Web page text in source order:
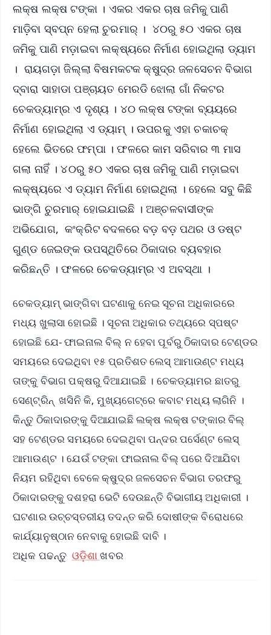
ଲକ୍ଷ ଲକ୍ଷ ଟଙ୍କା । ଏକର ଏକର ଚାଷ ଜମିକୁ ପାଣି
ମାଡ଼ିବା ସ୍ବପ୍ନ ହେଲା ଚୁରମାର୍ । ୪୦ରୁ ୫୦ ଏକର ଚାଷ
ଜମିକୁ ପାଣି ମଡ଼ାଇବା ଲକ୍ଷ୍ୟରେ ନିର୍ମାଣ ହୋଇଥିଲା ଡ୍ୟାମ
। ରାୟଗଡ଼ା ଜିଲ୍ଲା ବିଷମକଟକ କ୍ଷୁଦ୍ର ଜଳସେଚନ ବିଭାଗ
ଦ୍ବାରା ସାହାଡା ପଞ୍ଚାୟତ ମେରଡି ଝୋଲା ଗାଁ ନିକଟର
ଚେକଡ୍ୟାମ୍‌ର ଏ ଦୃଶ୍ୟ । ୪୦ ଲକ୍ଷ ଟଙ୍କା ବ୍ୟୟରେ
ନିର୍ମାଣ ହୋଇଥିଲା ଏ ଡ୍ୟାମ୍ । ଉପରକୁ ଏହା ଚକାଚକ୍
ହେଲେ ଭିତରେ ଫମ୍ପା । ଫଳରେ କାମ ସରିବାର ୩ ମାସ
ଗଲା ନାହିଁ । ୪୦ରୁ ୫୦ ଏକର ଚାଷ ଜମିକୁ ପାଣି ମଡ଼ାଇବା
ଲକ୍ଷ୍ୟରେ ଏ ଡ୍ୟାମ ନିର୍ମାଣ ହୋଇଥିଲା । ହେଲେ ସବୁ କିଛି
ଭାଙ୍ଗି ଚୁରମାର୍ ହୋଇଯାଇଛି । ଅଞ୍ଚଳବାସୀଙ୍କ
ଅଭିଯୋଗ, କଂକ୍ରିଟ ବଦଳରେ ବଡ଼ ବଡ଼ ପଥର ଓ ଡଷ୍ଟ
ଗୁଣ୍ଡ ଜେଇଙ୍କ ଉପସ୍ଥିତିରେ ଠିକାଦାର ବ୍ୟବହାର
କରିଛନ୍ତି । ଫଳରେ ଚେକଡ୍ୟାମ୍‌ର ଏ ଅବସ୍ଥା ।
ଚେକଡ୍ୟାମ୍‌ ଭାଙ୍ଗିବା ଘଟଣାକୁ ନେଇ ସୂଚନା ଅଧିକାରରେ
ମଧ୍ୟ ଖୁଲାସା ହୋଇଛି । ସୂଚନା ଅଧିକାର ତଥ୍ୟରେ ସ୍ପଷ୍ଟ
ହୋଇଛି ଯେ- ଫାଇନାଲ ବିଲ୍ ନ ହେବା ପୂର୍ବରୁ ଠିକାଦାର ଟେଣ୍ଡର
ସମୟରେ ଦେଇଥିବା ୧୫ ପ୍ରତିଶତ ଲେସ୍ ଆମାଉଣ୍ଟ ମଧ୍ୟ
ତାଙ୍କୁ ବିଭାଗ ପକ୍ଷରୁ ଦିଆଯାଇଛି । ଚେକଡ୍ୟାମର ଛାତରୁ
ସେଣ୍ଟ୍ରିନ୍ ଖସିନି କି, ମୁଖ୍ୟଗେଟ୍‌ରେ କବାଟ ମଧ୍ୟ ଲାଗିନି ।
କିନ୍ତୁ ଠିକାଦାରଙ୍କୁ ଦିଆଯାଇଛି ଲକ୍ଷ ଲକ୍ଷ ଟଙ୍କାର ବିଲ୍
ସହ ଟେଣ୍ଡର ସମୟରେ ଦେଇଥିବା ପନ୍ଦର ପର୍ସେଣ୍ଟ ଲେସ୍‌
ଆମାଉଣ୍ଟ । ଯେଉଁ ଟଙ୍କା ଫାଇନାଲ ବିଲ୍ ପରେ ଦିଆଯିବା
ନିୟମ ରହିଥିବା ବେଳେ କ୍ଷୁଦ୍ର ଜଳସେଚନ ବିଭାଗ ତରଫରୁ
ଠିକାଦାରଙ୍କୁ ଦଶହରା ଭେଟି ଦେଉଛନ୍ତି ବିଭାଗୀୟ ଅଧିକାରୀ ।
ଘଟଣାର ଉଚ୍ଚସ୍ତରୀୟ ତଦନ୍ତ କରି ଦୋଷୀଙ୍କ ବିରୋଧରେ
କାର୍ଯ୍ୟାନୁଷ୍ଠାନ ନେବାକୁ ହୋଇଛି ଦାବି ।
ଅଧିକ ପଢନ୍ତୁ ଓଡ଼ିଶାଖବର